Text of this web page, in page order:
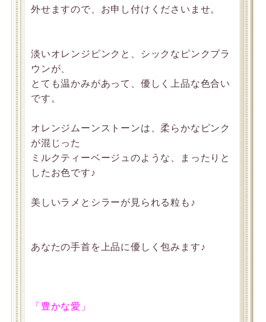
外せますので、お申し付けくださいませ。
淡いオレンジピンクと、シックなピンクブラ
ウンが、
とても温かみがあって、優しく上品な色合い
です。
オレンジムーンストーンは、柔らかなピンク
が混じった
ミルクティーベージュのような、まったりと
したお色です♪
美しいラメとシラーが見られる粒も♪
あなたの手首を上品に優しく包みます♪
「豊かな愛」